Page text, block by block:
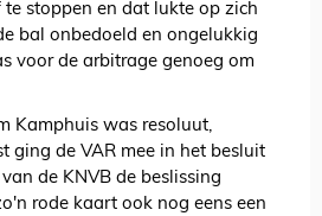
stoppen en dat lukte op zich
bal onbedoeld en ongelukkig
voor de arbitrage genoeg om
Kamphuis was resoluut,
ging de VAR mee in het besluit
de KNVB de beslissing
rode kaart ook nog eens een